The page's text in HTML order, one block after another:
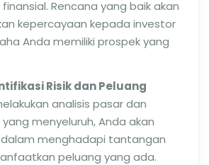
Rencana yang baik akan
kepercayaan kepada investor
Anda memiliki prospek yang
Risik dan Peluang
analisis pasar dan
menyeluruh, Anda akan
menghadapi tantangan
peluang yang ada.